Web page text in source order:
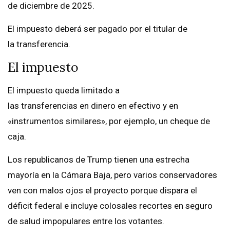
de diciembre de 2025.
El impuesto deberá ser pagado por el titular de
la transferencia.
El impuesto
El impuesto queda limitado a
las transferencias en dinero en efectivo y en
«instrumentos similares», por ejemplo, un cheque de
caja.
Los republicanos de Trump tienen una estrecha
mayoría en la Cámara Baja, pero varios conservadores
ven con malos ojos el proyecto porque dispara el
déficit federal e incluye colosales recortes en seguro
de salud impopulares entre los votantes.